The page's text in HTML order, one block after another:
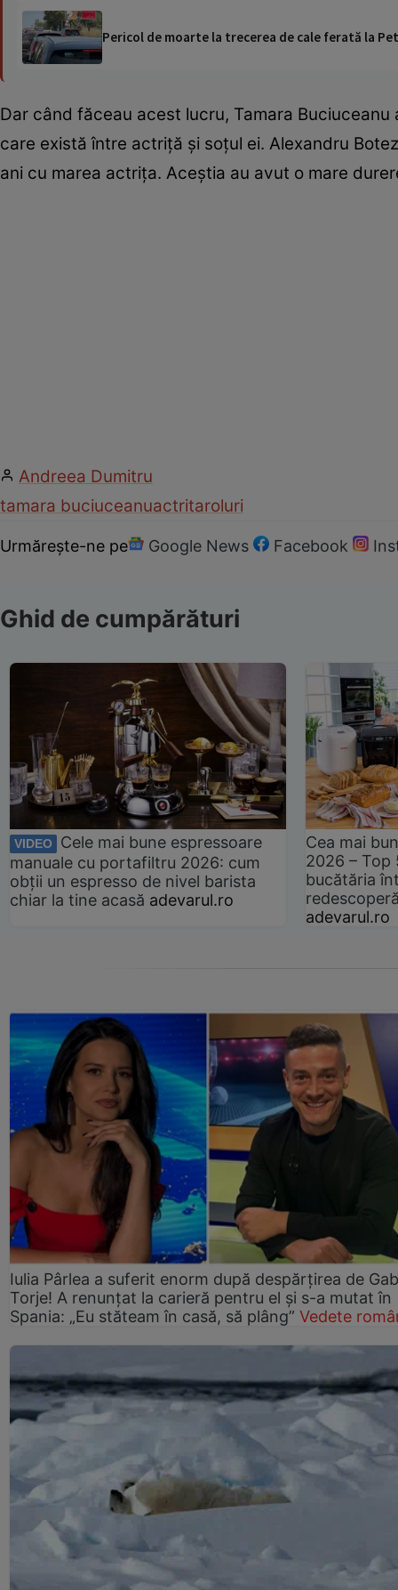
Pericol de moarte la trecerea de cale ferată la
Dar când făceau acest lucru, Tamara
care există între actriță și soțul ei. Alexandru
ani cu marea actrița. Aceștia au avut o mare
Andreea Dumitru
tamara buciuceanuactritaroluri
Urmărește-ne pe Google News Facebook
Ghid de cumpărături
VIDEO
Cele mai bune espressoare
manuale cu portafiltru 2026: cum
obții un espresso de nivel barista
chiar la tine acasă adevarul.ro
Cea mai
2026 –
bucătăria
adevarul.ro
Iulia Pârlea a suferit enorm după despărțirea de
Torje! A renunțat la carieră pentru el și s-a mutat în
Spania: „Eu stăteam în casă, să plâng” Vedete